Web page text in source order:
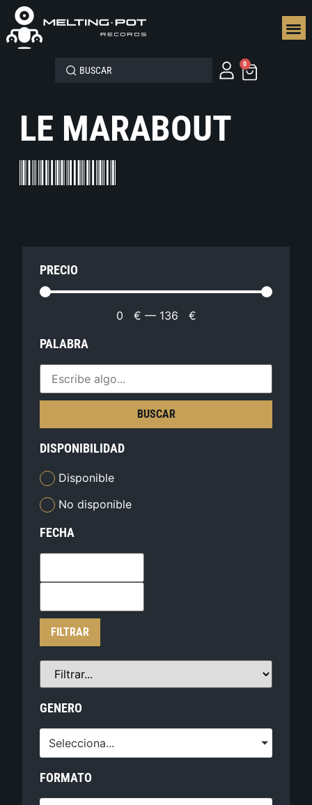
0
LE MARABOUT
PRECIO
0 € — 136 €
PALABRA
BUSCAR
DISPONIBILIDAD
Disponible
No disponible
FECHA
FILTRAR
GENERO
Selecciona...
FORMATO